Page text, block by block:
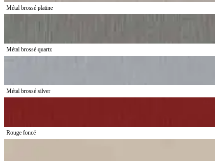
Métal brossé platine
Métal brossé quartz
Métal brossé silver
Rouge foncé